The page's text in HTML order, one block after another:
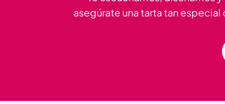
asegúrate una tarta tan